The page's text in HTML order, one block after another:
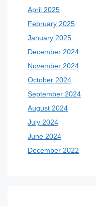
April 2025
February 2025
January 2025
December 2024
November 2024
October 2024
September 2024
August 2024
July 2024
June 2024
December 2022